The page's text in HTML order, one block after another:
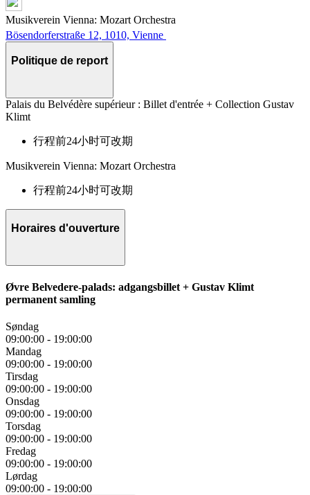
Musikverein Vienna: Mozart Orchestra
Bösendorferstraße 12, 1010, Vienne
Politique de report
Palais du Belvédère supérieur : Billet d'entrée + Collection Gustav
Klimt
行程前24小时可改期
Musikverein Vienna: Mozart Orchestra
行程前24小时可改期
Horaires d'ouverture
Øvre Belvedere-palads: adgangsbillet + Gustav Klimt
permanent samling
Søndag
09:00:00 - 19:00:00
Mandag
09:00:00 - 19:00:00
Tirsdag
09:00:00 - 19:00:00
Onsdag
09:00:00 - 19:00:00
Torsdag
09:00:00 - 19:00:00
Fredag
09:00:00 - 19:00:00
Lørdag
09:00:00 - 19:00:00